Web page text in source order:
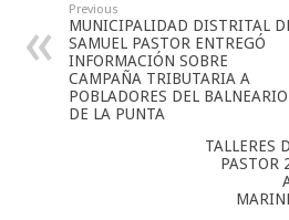
Previous
MUNICIPALIDAD DISTRITAL
SAMUEL PASTOR ENTREGÓ
INFORMACIÓN SOBRE
CAMPAÑA TRIBUTARIA A
POBLADORES DEL BALNEARIO
DE LA PUNTA
TALLERES
PASTOR